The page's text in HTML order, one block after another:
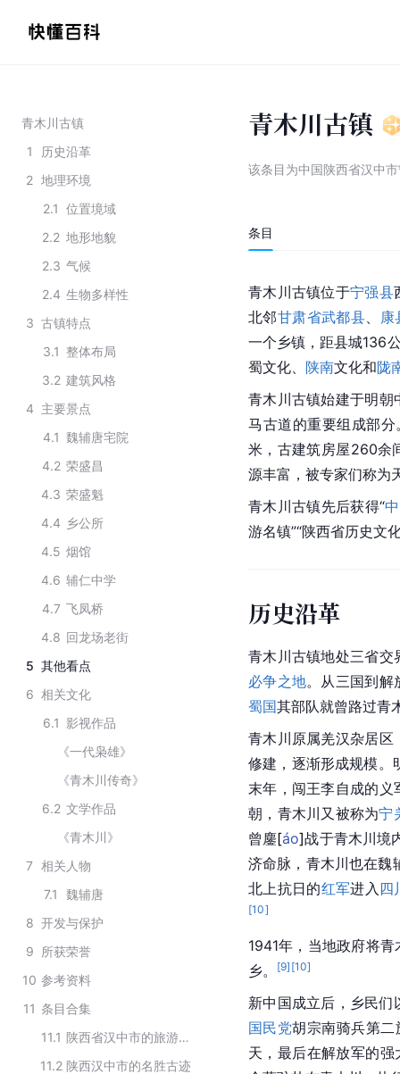
青木川古镇
1
历史沿革
2 地理环境
2.1 位置境域
2.2 地形地貌
2.3 气候
2.4 生物多样性
3 古镇特点
3.1 整体布局
3.2 建筑风格
4 主要景点
4.1 魏辅唐宅院
4.2 荣盛昌
4.3 荣盛魁
4.4 乡公所
4.5 烟馆
4.6 辅仁中学
4.7 飞凤桥
4.8 回龙场老街
5 其他看点
6 相关文化
6.1 影视作品
《一代枭雄》
《青木川传奇》
6.2 文学作品
《青木川》
7 相关人物
7.1
魏辅唐
8 开发与保护
9 所获荣誉
10 参考资料
11 条目合集
11.1
陕西省汉中市的旅游景点
11.2 陕西汉中市的名胜古迹
青木川古镇
该条目为中国陕西省汉中
条目
青木川古镇位于宁强县
北邻甘肃省武都县
康
一个乡镇，距县城136
蜀文化、 陕南文化和陇
青木川古镇始建于明朝
马古道的重要组成部
米，古建筑房屋260余
源丰富，被专家们称为
青木川古镇先后获得“
游名镇”“陕西省历史文
历史沿革
青木川古镇地处三省
必争之地。从三国到解
蜀国其部队就曾路过青
青木川原属羌汉杂居区
修建，逐渐形成规模。
末年，闯王李自成的
朝，青木川又被称为宁
曾 鏖[áo]战于青木川境
济命脉，青木川也在魏
北上抗日的红军进入 四
[10]
1941年，当地政府将
乡。 [9] [10]
新中国成立后，乡民们
国民党胡宗南骑兵第
天，最后在解放军的